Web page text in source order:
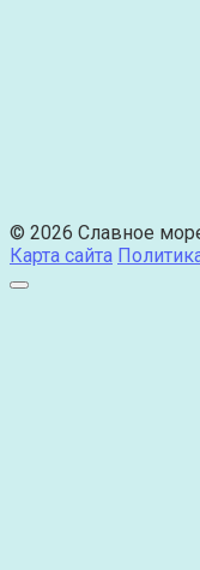
© 2026 Славное
Карта сайта